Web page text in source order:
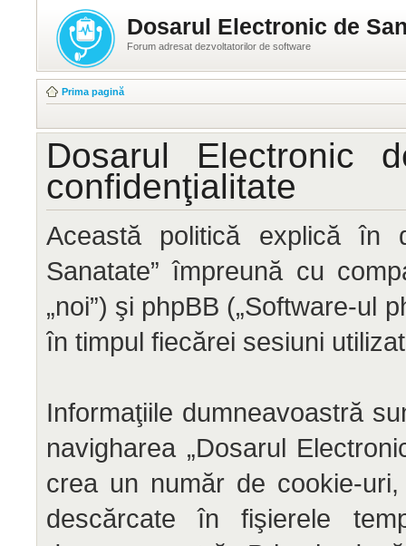
Dosarul Electronic de
Forum adresat dezvoltatorilor de software
Prima pagină
Dosarul Electronic
confidenţialitate
Această politică explică în
Sanatate” împreună cu
„noi”) şi phpBB („Software-ul
în timpul fiecărei sesiuni
Informaţiile dumneavoastră
navigharea „Dosarul
crea un număr de cookie-
descărcate în fişierele